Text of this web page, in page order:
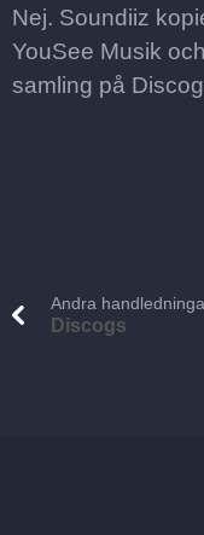
Nej. Soundiiz
YouSee Musik
samling på
Andra
Discogs